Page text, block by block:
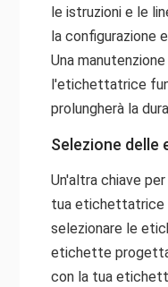
le istruzioni e le
la configurazione
Una
l'etichettatrice
prolungherà la
Selezione
Un'altra chiave
tua etichettatrice
selezionare le
etichette
con la tua